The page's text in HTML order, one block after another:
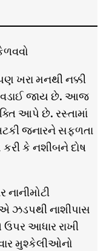
ખરા મનથી નક્કી
બેવડાઈ જાય છે. આજ
આપે છે. રસ્તામાં
જનારને સફળતા
કરી કે નશીબને દોષ
ઝડપથી નાશીપાસ
આધાર રાખી
મુશ્કેલીઓનો